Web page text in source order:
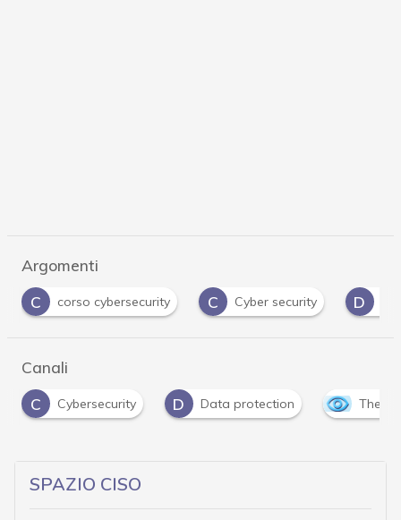
Argomenti
corso cybersecurity C Cyber security D Data
Canali
Cybersecurity Data protection The
SPAZIO CISO